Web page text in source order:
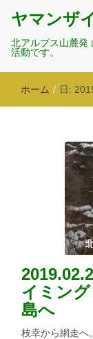
ヤマンザ
北アルプス山麓発
活動です。
ホーム / 日:
イミン
島へ
枝幸から網走へ